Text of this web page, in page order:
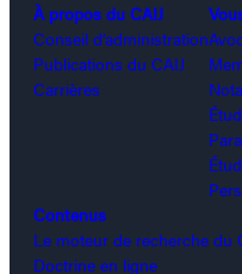
À propos du CAIJ
Conseil d’administration
Publications du CAIJ
Carrières
Contenus
Le moteur de recherche du
Doctrine en ligne